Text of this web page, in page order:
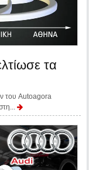
τα
του Autoagora